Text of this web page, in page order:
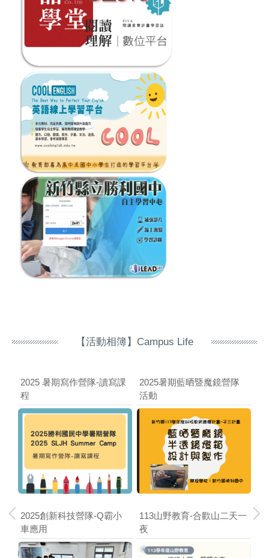
【活動相簿】Campus Life
2025 暑期寫作營隊-讀寫課
程
2025暑期藍晒暨魔鏡營隊
活動
2025創新科技營隊-Q霸小
車應用
113山野教育-合歡山二天一
夜